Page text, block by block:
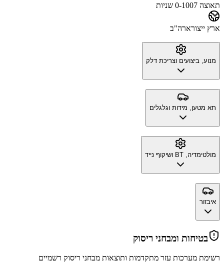
תאוצה 0-100 7 שניות
ארץ ייצורארה"ב
מנוע, ביצועים וצריכת דלק
תא מטען, מידות וגלגלים
מולטימדיה, BT ושיקוף נייד
איבזור
בטיחות ומבחני ריסוק
רשימת מערכות עזר מתקדמות ותוצאות מבחני ריסוק רשמיים